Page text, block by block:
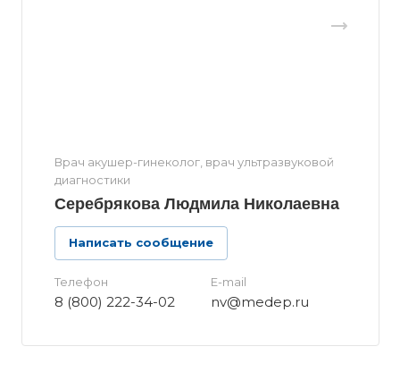
Врач акушер-гинеколог, врач ультразвуковой
диагностики
Серебрякова Людмила Николаевна
Написать сообщение
Телефон
8 (800) 222-34-02
E-mail
nv@medep.ru